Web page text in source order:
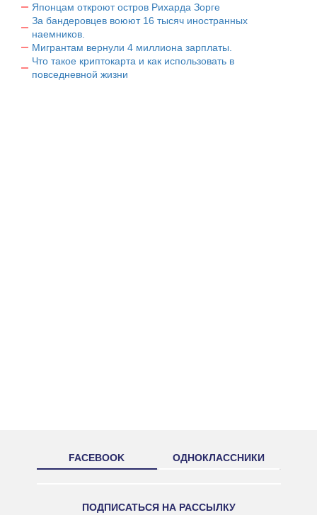
Японцам откроют остров Рихарда Зорге
За бандеровцев воюют 16 тысяч иностранных
наемников.
Мигрантам вернули 4 миллиона зарплаты.
Что такое криптокарта и как использовать в
повседневной жизни
FACEBOOK ОДНОКЛАССНИКИ
ПОДПИСАТЬСЯ НА РАССЫЛКУ